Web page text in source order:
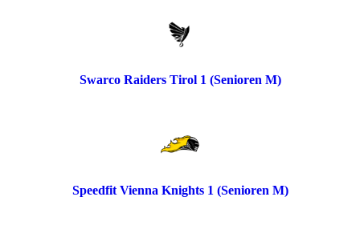
Swarco Raiders Tirol 1 (Senioren M)
Speedfit Vienna Knights 1 (Senioren M)